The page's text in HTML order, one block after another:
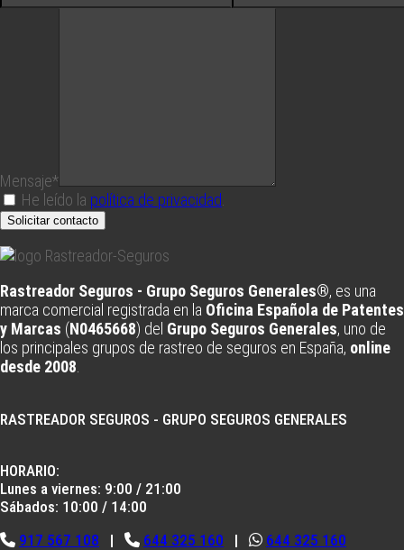
Mensaje*
He leído la política de privacidad
Solicitar contacto
Rastreador Seguros - Grupo Seguros Generales®, es una
marca comercial registrada en la Oficina Española de Patentes
y Marcas (N0465668) del Grupo Seguros Generales, uno de
los principales grupos de rastreo de seguros en España, online
desde 2008
RASTREADOR SEGUROS - GRUPO SEGUROS GENERALES
HORARIO:
Lunes a viernes: 9:00 / 21:00
Sábados: 10:00 / 14:00
917 567 108 | 644 325 160 | 644 325 160